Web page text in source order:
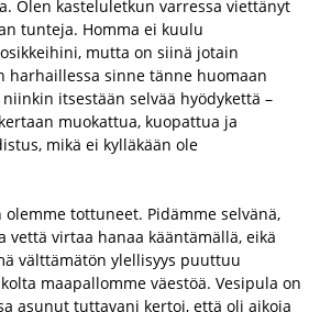
Olen kasteluletkun varressa viettänyt
tunteja. Homma ei kuulu
mutta on siinä jotain
harhaillessa sinne tänne huomaan
itsestään selvää hyödykettä –
muokattua, kuopattua ja
mikä ei kylläkään ole
olemme tottuneet. Pidämme selvänä,
vettä virtaa hanaa kääntämällä, eikä
välttämätön ylellisyys puuttuu
maapallomme väestöä. Vesipula on
asunut tuttavani kertoi, että oli aikoja